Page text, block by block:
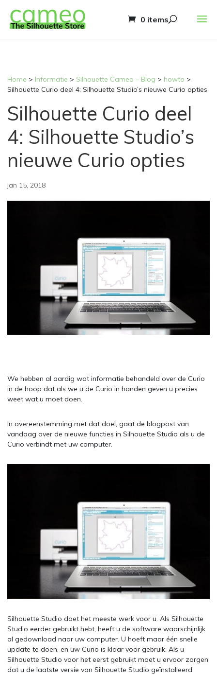
0 items
Home > Informatie > Silhouette Cameo – Blog > howto >
Silhouette Curio deel 4: Silhouette Studio’s nieuwe Curio opties
Silhouette Curio deel
4: Silhouette Studio’s
nieuwe Curio opties
jan 15, 2018
We hebben al aardig wat informatie behandeld over de Curio
in de hoop dat als we u de Curio in handen geven u precies
weet wat u moet doen.
In overeenstemming met dat doel, gaat de blogpost van
vandaag over de nieuwe functies in Silhouette Studio als u de
Curio verbindt met uw computer.
Silhouette Studio doet het meeste werk voor u. Als Silhouette
Studio eerder gebruikt hebt, heeft u de software waarschijnlijk
al gedownload naar uw computer. U hoeft maar één snelle
update te doen, en uw Curio is klaar voor gebruik. Als u
Silhouette Studio voor het eerst gebruikt moet u ervoor zorgen
dat u de laatste versie van Silhouette Studio geïnstalleerd